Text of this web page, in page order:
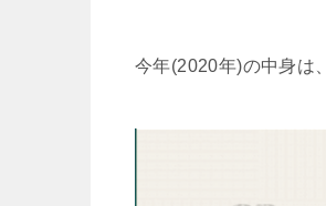
今年(2020年)の中身は、